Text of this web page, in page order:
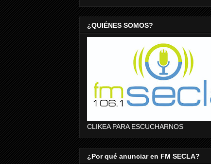
¿QUIÉNES SOMOS?
CLIKEA PARA ESCUCHARNOS
¿Por qué anunciar en FM SECLA?